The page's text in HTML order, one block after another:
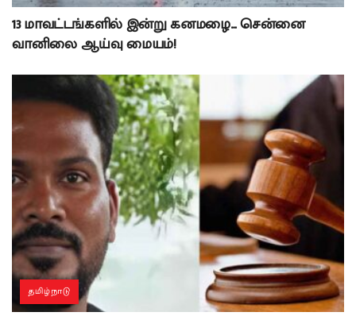
13 மாவட்டங்களில் இன்று கனமழை… சென்னை
வானிலை ஆய்வு மையம்!
தமிழ்நாடு